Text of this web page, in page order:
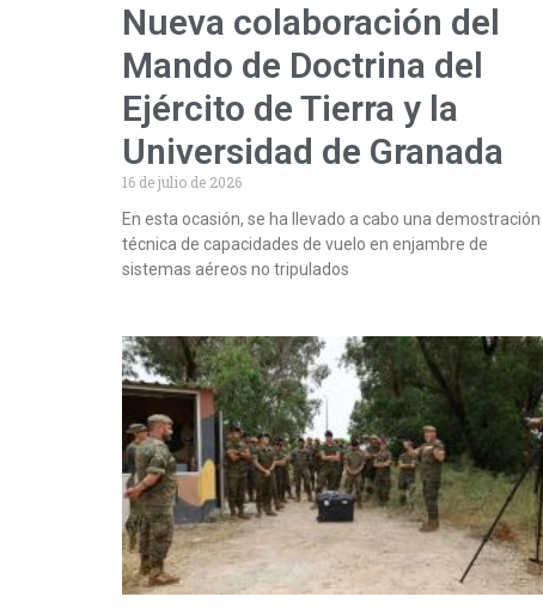
Nueva colaboración del
Mando de Doctrina del
Ejército de Tierra y la
Universidad de Granada
16 de julio de 2026
En esta ocasión, se ha llevado a cabo una demostración
técnica de capacidades de vuelo en enjambre de
sistemas aéreos no tripulados